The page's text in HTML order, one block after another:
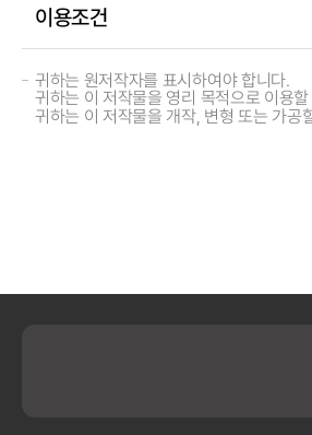
이용조건
귀하는 원저작자를 표시하여야 합니다.
귀하는 이 저작물을 영리 목적으로 이용
귀하는 이 저작물을 개작, 변형 또는 가공